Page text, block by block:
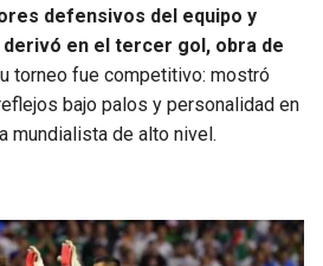
defensivos del equipo y
en el tercer gol, obra de
torneo fue competitivo: mostró
bajo palos y personalidad en
mundialista de alto nivel.